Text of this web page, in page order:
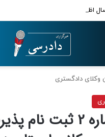
مالیاتی تا پایان تابستان
وکلای دادگستری
اطلاعیه شماره 2 ثبت نام